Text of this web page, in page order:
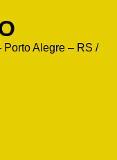
Alegre – RS /